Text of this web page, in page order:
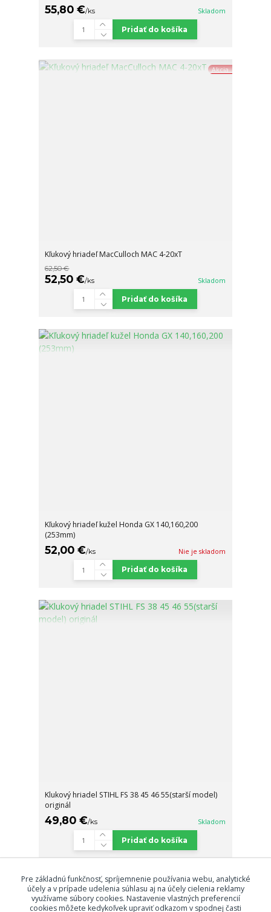
55,80 €/ks Skladom
Pridať do košíka
Akcia
Kľukový hriadeľ MacCulloch MAC 4-20xT
62,50 €
52,50 €/ks Skladom
Pridať do košíka
Kľukový hriadeľ kužel Honda GX 140,160,200
(253mm)
52,00 €/ks Nie je skladom
Pridať do košíka
Klukový hriadel STIHL FS 38 45 46 55(starší model)
originál
49,80 €/ks Skladom
Pridať do košíka
Načítať ďalšie produkty (30)
strana z 3 ďalšie
Pre základnú funkčnosť, spríjemnenie používania webu, analytické
účely a v prípade udelenia súhlasu aj na účely cielenia reklamy
využívame súbory cookies. Nastavenie vlastných preferencií
cookies môžete kedykoľvek upraviť odkazom v spodnej časti